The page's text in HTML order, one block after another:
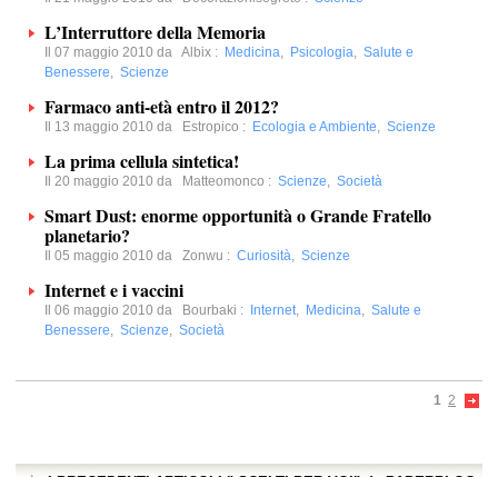
L’Interruttore della Memoria
Il 07 maggio 2010 da Albix : Medicina, Psicologia, Salute e
Benessere, Scienze
Farmaco anti-età entro il 2012?
Il 13 maggio 2010 da Estropico : Ecologia e Ambiente, Scienze
La prima cellula sintetica!
Il 20 maggio 2010 da Matteomonco : Scienze, Società
Smart Dust: enorme opportunità o Grande Fratello
planetario?
Il 05 maggio 2010 da Zonwu : Curiosità, Scienze
Internet e i vaccini
Il 06 maggio 2010 da Bourbaki : Internet, Medicina, Salute e
Benessere, Scienze, Società
1 2